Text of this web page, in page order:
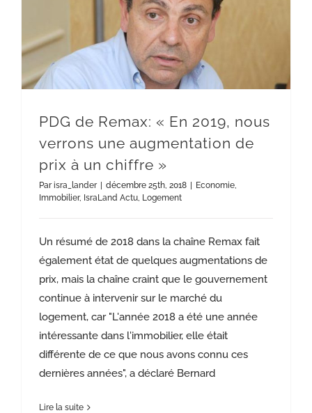
PDG de Remax: « En 2019, nous
verrons une augmentation de
prix à un chiffre »
Parisra_lander | décembre 25th, 2018 | Economie
Immobilier, IsraLand Actu Logement
Un résumé de 2018 dans la chaîne Remax fait
également état de quelques augmentations de
prix, mais la chaîne craint que le gouvernement
continue à intervenir sur le marché du
logement, car "L'année 2018 a été une année
intéressante dans l'immobilier, elle était
différente de ce que nous avons connu ces
dernières années", a déclaré Bernard
Lire la suite